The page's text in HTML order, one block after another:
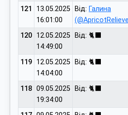
121
13.05.2025
16:01:00
Від: Галина
120 12.05.2025
14:49:00
Від: 🐈‍⬛
119 12.05.2025
14:04:00
Від: 🐈‍⬛
118 09.05.2025
19:34:00
Від: 🐈‍⬛